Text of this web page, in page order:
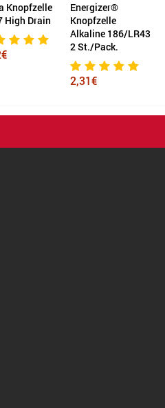
Knopfzelle
High Drain
Energizer®
Knopfzelle
Alkaline 186/LR43
2 St./Pack.
2,31€